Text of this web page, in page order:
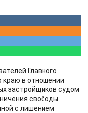
Главного
краю в отношении
застройщиков судом
свободы.
с лишением